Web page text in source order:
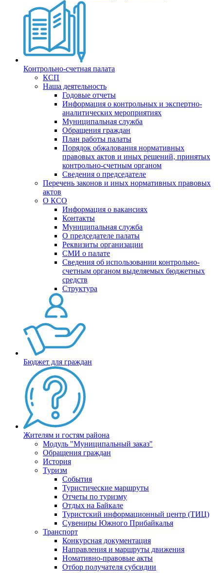
Контрольно-счетная палата
КСП
Наша деятельность
Годовые отчеты
Информация о контрольных и экспертно-
аналитических мероприятиях
Муниципальная служба
Обращения граждан
План работы палаты
Порядок обжалования нормативных
правовых актов и иных решений, принятых
контрольно-счетным органом
Сведения о председателе
Перечень законов и иных нормативных правовых
актов
О КСО
Информация о вакансиях
Контакты
Муниципальная служба
О председателе палаты
Реквизиты организации
СМИ о палате
Сведения об использовании контрольно-
счетным органом выделяемых бюджетных
средств
Структура
Бюджет для граждан
Жителям и гостям района
Модуль "Муниципальный заказ"
Обращения граждан
История
Туризм
События
Туристические маршруты
Отчеты по туризму
Отдых на Байкале
Туристский информационный центр (ТИЦ)
Сувениры Южного Прибайкалья
Транспорт
Конкурсная документация
Направления и маршруты движения
Номативно-правовые акты
Отбор получателя субсидии